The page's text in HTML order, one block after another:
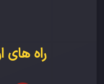
راه های